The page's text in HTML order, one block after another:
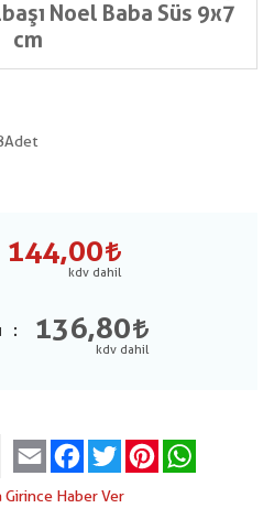
Noel Baba Süs 9x7
cm
144,00
136,80
Email Facebook
Twitter Pinterest
Girince Haber Ver